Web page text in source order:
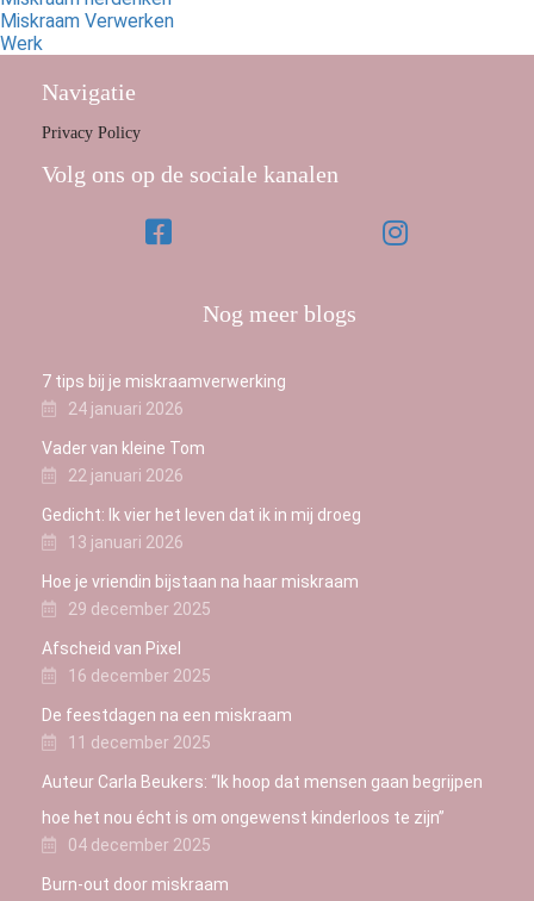
Miskraam Verwerken
Werk
Navigatie
Privacy Policy
Volg ons op de sociale kanalen
Nog meer blogs
7 tips bij je miskraamverwerking
24 januari 2026
Vader van kleine Tom
22 januari 2026
Gedicht: Ik vier het leven dat ik in mij droeg
13 januari 2026
Hoe je vriendin bijstaan na haar miskraam
29 december 2025
Afscheid van Pixel
16 december 2025
De feestdagen na een miskraam
11 december 2025
Auteur Carla Beukers: “Ik hoop dat mensen gaan begrijpen
hoe het nou écht is om ongewenst kinderloos te zijn”
04 december 2025
Burn-out door miskraam